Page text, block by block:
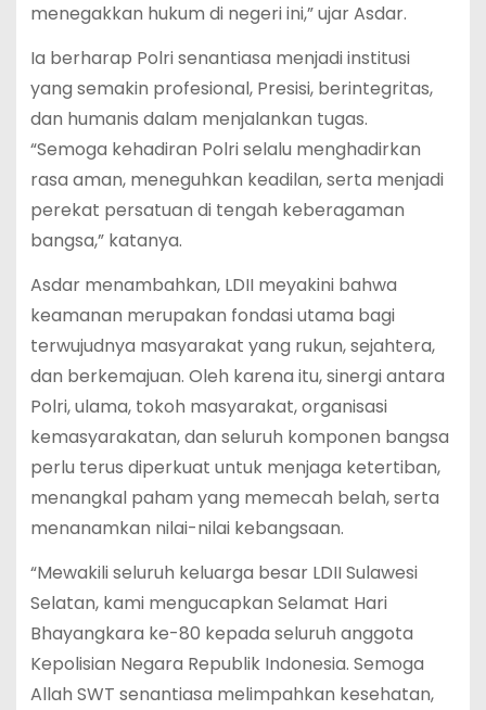
menegakkan hukum di negeri ini,” ujar Asdar.
Ia berharap Polri senantiasa menjadi institusi
yang semakin profesional, Presisi, berintegritas,
dan humanis dalam menjalankan tugas.
“Semoga kehadiran Polri selalu menghadirkan
rasa aman, meneguhkan keadilan, serta menjadi
perekat persatuan di tengah keberagaman
bangsa,” katanya.
Asdar menambahkan, LDII meyakini bahwa
keamanan merupakan fondasi utama bagi
terwujudnya masyarakat yang rukun, sejahtera,
dan berkemajuan. Oleh karena itu, sinergi antara
Polri, ulama, tokoh masyarakat, organisasi
kemasyarakatan, dan seluruh komponen bangsa
perlu terus diperkuat untuk menjaga ketertiban,
menangkal paham yang memecah belah, serta
menanamkan nilai-nilai kebangsaan.
“Mewakili seluruh keluarga besar LDII Sulawesi
Selatan, kami mengucapkan Selamat Hari
Bhayangkara ke-80 kepada seluruh anggota
Kepolisian Negara Republik Indonesia. Semoga
Allah SWT senantiasa melimpahkan kesehatan,